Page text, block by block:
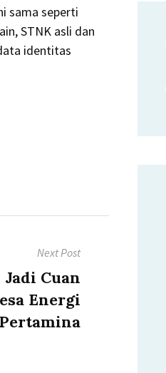
sama seperti
STNK asli dan
identitas
Next Post
Cuan
Energi